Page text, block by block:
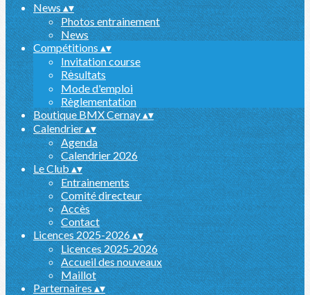
News▴▾
Photos entrainement
News
Compétitions ▴▾
Invitation course
Rėsultats
Mode d'emploi
Règlementation
Boutique BMX Cernay▴▾
Calendrier▴▾
Agenda
Calendrier 2026
Le Club▴▾
Entrainements
Comité directeur
Accès
Contact
Licences 2025-2026▴▾
Licences 2025-2026
Accueil des nouveaux
Maillot
Parternaires▴▾